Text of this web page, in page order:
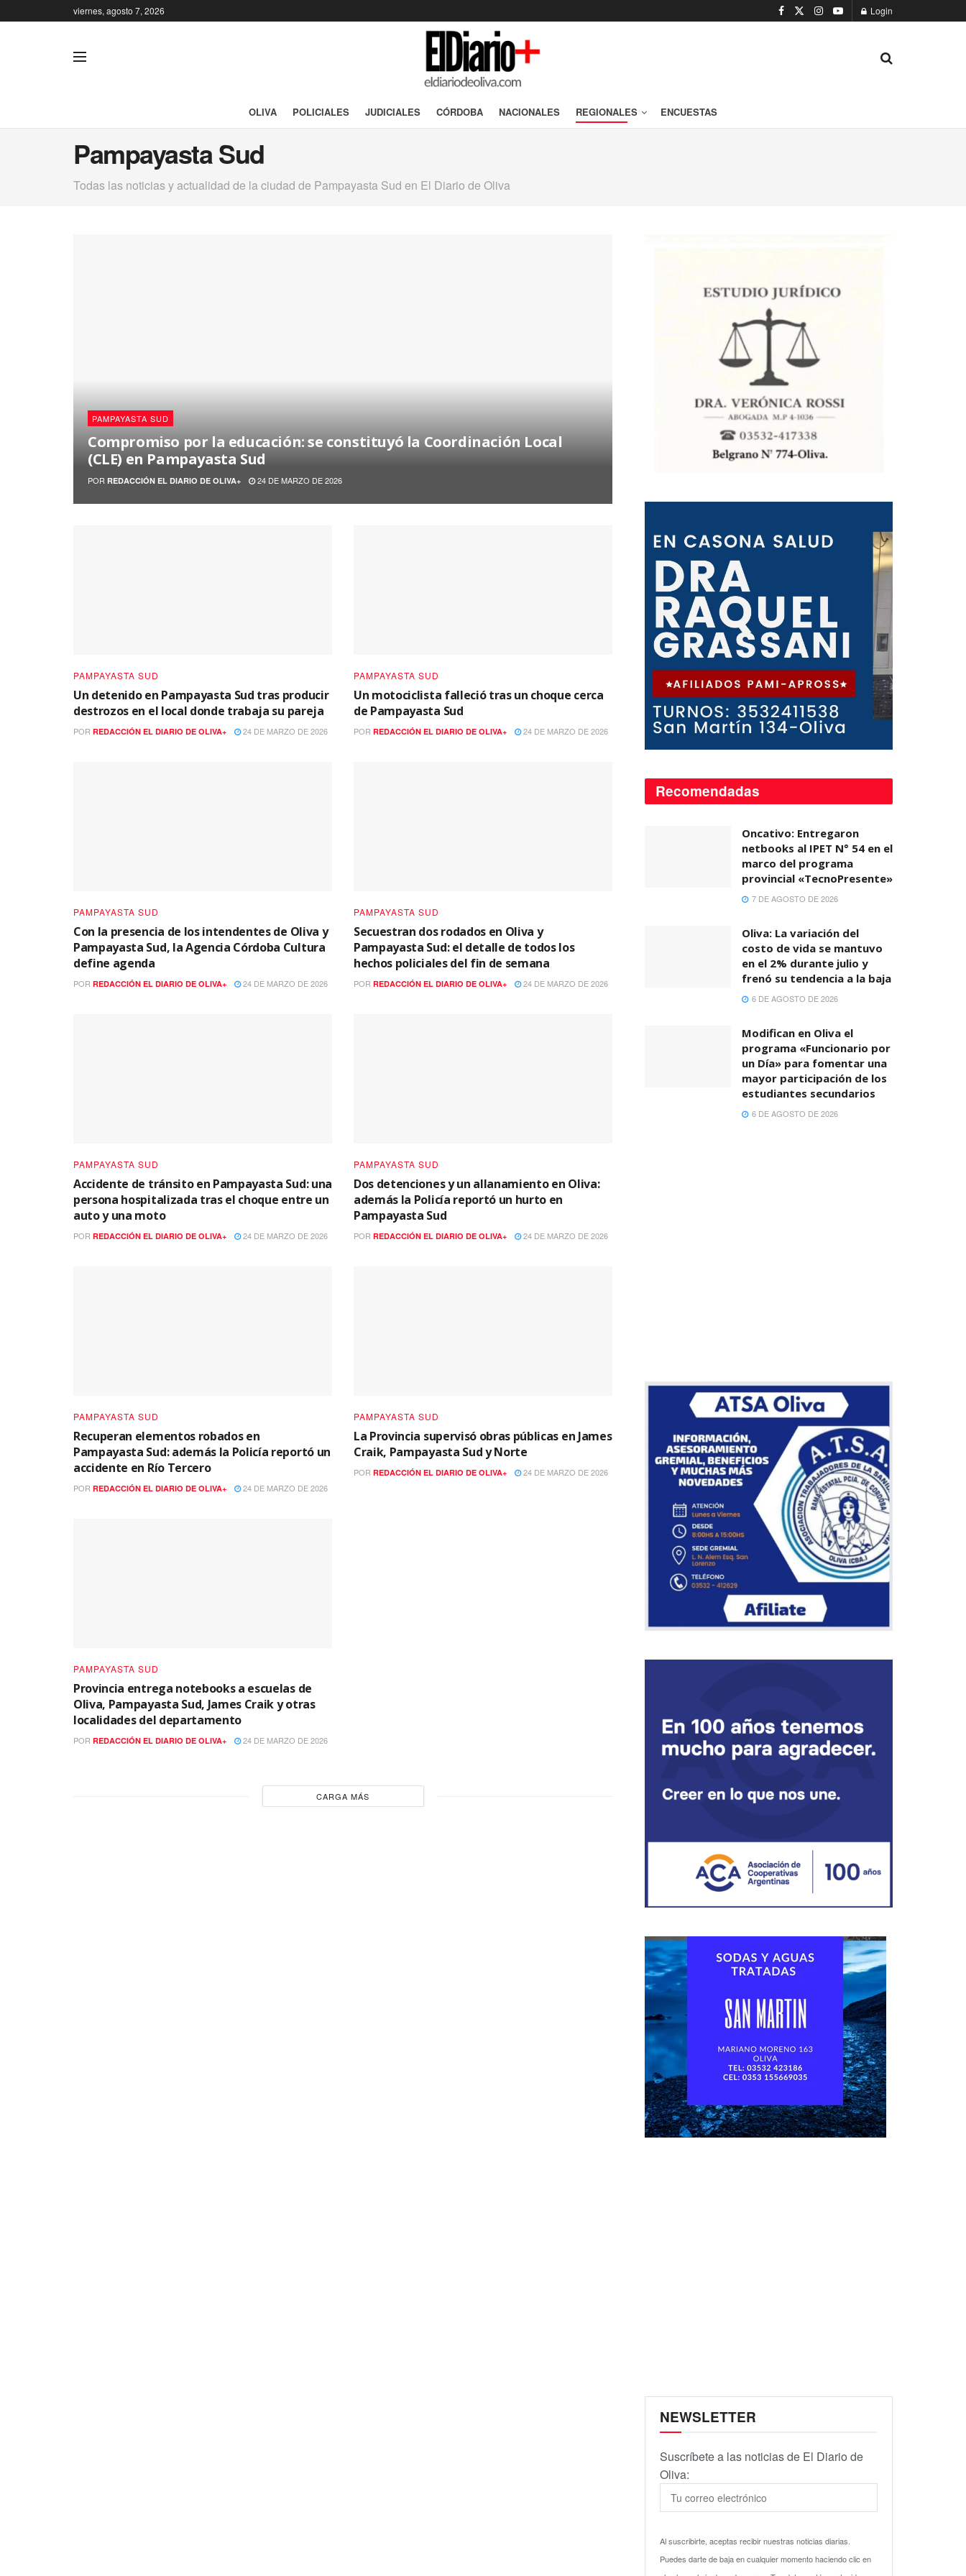
viernes, agosto 7, 2026 Login
OLIVA POLICIALES JUDICIALES CÓRDOBA NACIONALES REGIONALES ENCUESTAS
Pampayasta Sud
Todas las noticias y actualidad de la ciudad de Pampayasta Sud en El Diario de Oliva
PAMPAYASTA SUD
Compromiso por la educación: se constituyó la Coordinación Local
(CLE) en Pampayasta Sud
POR REDACCIÓN EL DIARIO DE OLIVA+ 24 DE MARZO DE 2026
PAMPAYASTA SUD
Un detenido en Pampayasta Sud tras producir
destrozos en el local donde trabaja su pareja
POR REDACCIÓN EL DIARIO DE OLIVA+ 24 DE MARZO DE 2026
PAMPAYASTA SUD
Un motociclista falleció tras un choque cerca
de Pampayasta Sud
POR REDACCIÓN EL DIARIO DE OLIVA+ 24 DE MARZO DE 2026
PAMPAYASTA SUD
Con la presencia de los intendentes de Oliva y
Pampayasta Sud, la Agencia Córdoba Cultura
define agenda
POR REDACCIÓN EL DIARIO DE OLIVA+ 24 DE MARZO DE 2026
PAMPAYASTA SUD
Secuestran dos rodados en Oliva y
Pampayasta Sud: el detalle de todos los
hechos policiales del fin de semana
POR REDACCIÓN EL DIARIO DE OLIVA+ 24 DE MARZO DE 2026
PAMPAYASTA SUD
Accidente de tránsito en Pampayasta Sud: una
persona hospitalizada tras el choque entre un
auto y una moto
POR REDACCIÓN EL DIARIO DE OLIVA+ 24 DE MARZO DE 2026
PAMPAYASTA SUD
Dos detenciones y un allanamiento en Oliva:
además la Policía reportó un hurto en
Pampayasta Sud
POR REDACCIÓN EL DIARIO DE OLIVA+ 24 DE MARZO DE 2026
PAMPAYASTA SUD
Recuperan elementos robados en
Pampayasta Sud: además la Policía reportó un
accidente en Río Tercero
POR REDACCIÓN EL DIARIO DE OLIVA+ 24 DE MARZO DE 2026
PAMPAYASTA SUD
La Provincia supervisó obras públicas en James
Craik, Pampayasta Sud y Norte
POR REDACCIÓN EL DIARIO DE OLIVA+ 24 DE MARZO DE 2026
PAMPAYASTA SUD
Provincia entrega notebooks a escuelas de
Oliva, Pampayasta Sud, James Craik y otras
localidades del departamento
POR REDACCIÓN EL DIARIO DE OLIVA+ 24 DE MARZO DE 2026
CARGA MÁS
Recomendadas
Oncativo: Entregaron
netbooks al IPET N° 54 en el
marco del programa
provincial «TecnoPresente»
7 DE AGOSTO DE 2026
Oliva: La variación del
costo de vida se mantuvo
en el 2% durante julio y
frenó su tendencia a la baja
6 DE AGOSTO DE 2026
Modifican en Oliva el
programa «Funcionario por
un Día» para fomentar una
mayor participación de los
estudiantes secundarios
6 DE AGOSTO DE 2026
NEWSLETTER
Suscríbete a las noticias de El Diario de
Oliva:
Al suscribirte, aceptas recibir nuestras noticias diarias.
Puedes darte de baja en cualquier momento haciendo clic en